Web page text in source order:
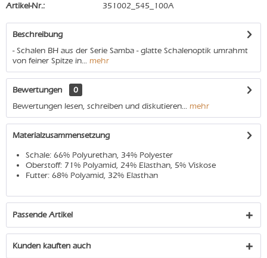
Artikel-Nr.: 351002_545_100A
Beschreibung
- Schalen BH aus der Serie Samba - glatte Schalenoptik umrahmt
von feiner Spitze in... mehr
Bewertungen
0
Bewertungen lesen, schreiben und diskutieren... mehr
Materialzusammensetzung
Schale: 66% Polyurethan, 34% Polyester
Oberstoff: 71% Polyamid, 24% Elasthan, 5% Viskose
Futter: 68% Polyamid, 32% Elasthan
Passende Artikel
Kunden kauften auch